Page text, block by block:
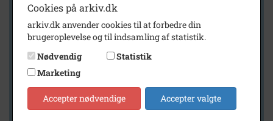
Arkiv
Holbæk-Arkiverne / Tølløse Lokalarkiv
Cookies på arkiv.dk
arkiv.dk anvender cookies til at forbedre din
brugeroplevelse og til indsamling af statistik.
Nødvendig
Statistik
Marketing
Accepter nødvendige Accepter valgte